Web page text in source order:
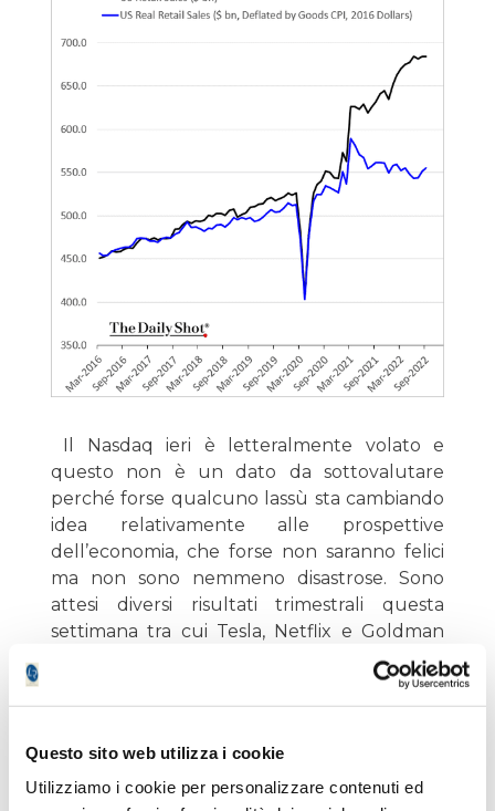
Questo sito web utilizza i cookie
Utilizziamo i cookie per personalizzare contenuti ed
Il Nasdaq ieri è letteralmente volato e
questo non è un dato da sottovalutare
perché forse qualcuno lassù sta cambiando
idea relativamente alle prospettive
dell’economia, che forse non saranno felici
ma non sono nemmeno disastrose. Sono
attesi diversi risultati trimestrali questa
settimana tra cui Tesla, Netflix e Goldman
Sachs che ci daranno il polso di come le cose
siano effettivamente a livello di economia
USA.
faccia ed è meno minaccioso.